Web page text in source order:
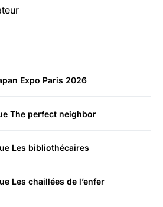
Expo Paris 2026
The perfect neighbor
Les bibliothécaires
Les chaillées de l’enfer